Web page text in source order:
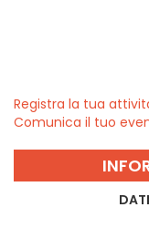
Registra la tua
Comunica il tuo